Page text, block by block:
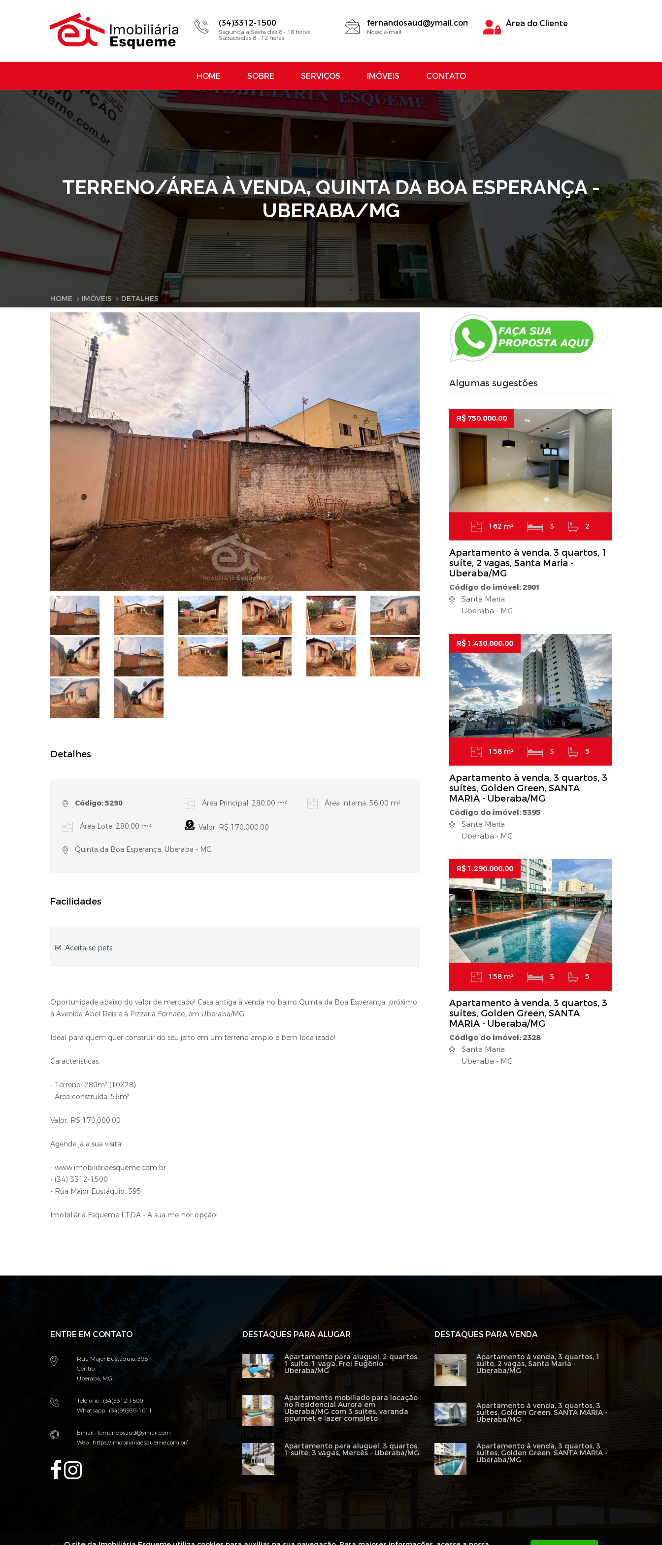
(34)3312-1500
Segunda a Sexta das 8 - 18 horas
Sábado das 8 - 12 horas
fernandosaud@ymail.com
Nosso e-mail
Área do Cliente
HOME SOBRE SERVIÇOS IMÓVEIS CONTATO
TERRENO/ÁREA À VENDA, QUINTA DA BOA ESPERANÇA -
UBERABA/MG
HOME IMÓVEIS DETALHES
Detalhes
Código: 5290 Área Principal: 280,00 m² Área Interna: 56,00 m²
Área Lote: 280,00 m² Valor: R$ 170.000,00
Quinta da Boa Esperança, Uberaba - MG
Facilidades
Aceita-se pets
Oportunidade abaixo do valor de mercado! Casa antiga à venda no bairro Quinta da Boa Esperança, próximo
à Avenida Abel Reis e à Pizzaria Fornace, em Uberaba/MG.
Ideal para quem quer construir do seu jeito em um terreno amplo e bem localizado!
Características:
- Terreno: 280m² (10X28)
- Área construída: 56m²
Valor: R$ 170.000,00
Agende já a sua visita!
- www.imobiliariaesqueme.com.br
- (34) 3312-1500
- Rua Major Eustáquio, 395
Imobiliária Esqueme LTDA - A sua melhor opção!
Algumas sugestões
R$ 750.000,00
162 m² 3 2
Apartamento à venda, 3 quartos, 1
suíte, 2 vagas, Santa Maria -
Uberaba/MG
Código do imóvel: 2901
Santa Maria
Uberaba - MG
R$ 1.430.000,00
158 m² 3 5
Apartamento à venda, 3 quartos, 3
suítes, Golden Green, SANTA
MARIA - Uberaba/MG
Código do imóvel: 5395
Santa Maria
Uberaba - MG
R$ 1.290.000,00
158 m² 3 5
Apartamento à venda, 3 quartos, 3
suítes, Golden Green, SANTA
MARIA - Uberaba/MG
Código do imóvel: 2328
Santa Maria
Uberaba - MG
ENTRE EM CONTATO
Rua Major Eustáquio, 395
Centro
Uberaba, MG
Telefone : (34)3312-1500
Whatsapp : (34)99935-1011
Email :fernandosaud@ymail.com
Web : https://imobiliariaesqueme.com.br/
DESTAQUES PARA ALUGAR
Apartamento para aluguel, 2 quartos,
1 suíte, 1 vaga, Frei Eugênio -
Uberaba/MG
Apartamento mobiliado para locação
no Residencial Aurora em
Uberaba/MG com 3 suítes, varanda
gourmet e lazer completo
Apartamento para aluguel, 3 quartos,
1 suíte, 3 vagas, Mercês - Uberaba/MG
DESTAQUES PARA VENDA
Apartamento à venda, 3 quartos, 1
suíte, 2 vagas, Santa Maria -
Uberaba/MG
Apartamento à venda, 3 quartos, 3
suítes, Golden Green, SANTA MARIA -
Uberaba/MG
Apartamento à venda, 3 quartos, 3
suítes, Golden Green, SANTA MARIA -
Uberaba/MG